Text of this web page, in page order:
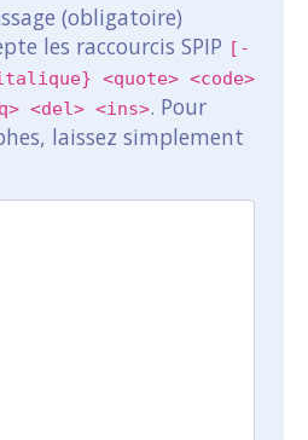
(obligatoire)
les raccourcis SPIP [-
<quote> <code>
<del> <ins>. Pour
laissez simplement